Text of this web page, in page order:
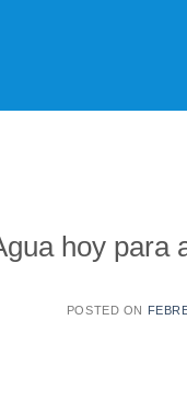
hoy para
POSTED ON